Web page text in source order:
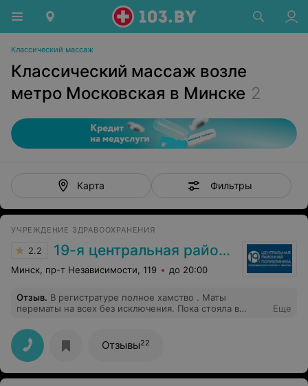
Классический массаж
Классический массаж возле
метро Московская в Минске 2
Карта Фильтры
УЧРЕЖДЕНИЕ ЗДРАВООХРАНЕНИЯ
2.2 19-я центральная районная поликлиника Первомайского района г. Минска
Минск, пр-т Независимости, 119 до 20:00
Отзыв. В регистратуре полное хамство . Маты
перематы на всех без исключения. Пока стояла в
Еще
Отзывы22